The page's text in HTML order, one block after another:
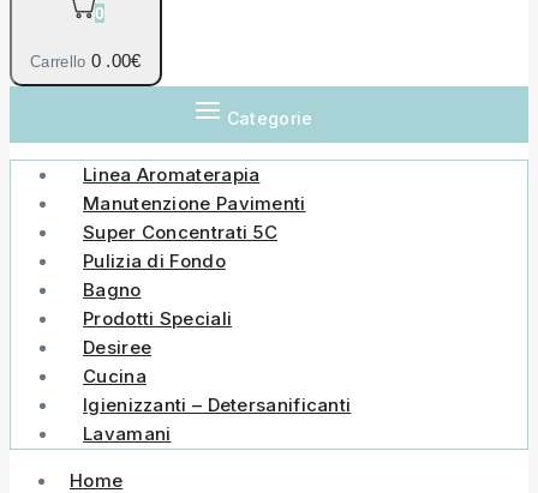
0
Carrello 0 .00€
Categorie
Linea Aromaterapia
Manutenzione Pavimenti
Super Concentrati 5C
Pulizia di Fondo
Bagno
Prodotti Speciali
Desiree
Cucina
Igienizzanti – Detersanificanti
Lavamani
Home